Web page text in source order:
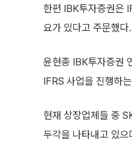
한편 IBK투자증권은
요가 있다고 주문했다.
윤현종 IBK투자증권
IFRS 사업을 진행하
현재 상장업체들 중
두각을 나타내고 있